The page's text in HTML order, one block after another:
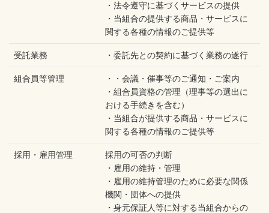
・法令遵守に基づくサービスの提供
・当組合の提供する商品・サービスに
関する各種の情報のご提供等
受託業務 ・委託先との契約に基づく業務の遂行
組合員等管理
・・会議・催事等のご通知・ご案内
・組合員資格の管理（理事等の選出に
おける手続きを含む）
・当組合が提供する商品・サービスに
関する各種の情報のご提供等
採用・雇用管理
採用の可否の判断
・雇用の維持・管理
・雇用の維持管理のために必要な関係
機関・団体への提供
・身元保証人等に対する当組合からの